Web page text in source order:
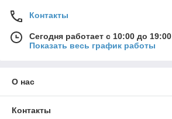
Контакты
Сегодня работает с 10:00 до 19:00
Показать весь график работы
О нас
Контакты